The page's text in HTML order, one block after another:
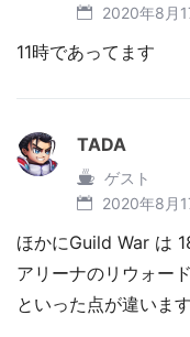
2020年8月
11時であってます
TADA
ゲスト
2020年8月
ほかにGuild War は
アリーナのリウォー
といった点が違います